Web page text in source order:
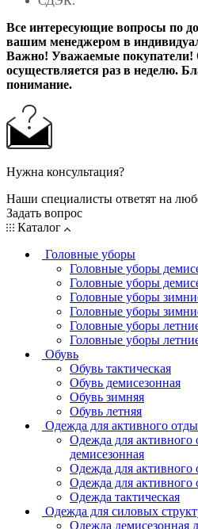
Все интересующие вопросы по
вашим менеджером в
Важно! Уважаемые покупатели!
осуществляется раз в неделю.
понимание.
Нужна консультация?
Наши специалисты ответят на
Задать вопрос
Каталог
Головные уборы
Головные уборы
Головные уборы
Головные уборы
Головные уборы
Головные уборы
Головные уборы
Обувь
Обувь тактическая
Обувь демисезонная
Обувь зимняя
Обувь летняя
Одежда для активного
Одежда для активного
демисезонная
Одежда для активного
Одежда для активного
Одежда тактическая
Одежда для силовых
Одежда демисезонная